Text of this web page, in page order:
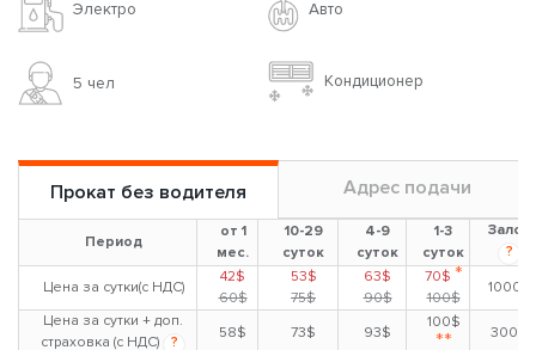
Электро Авто
5 чел Кондиционер
Прокат без водителя Адрес подачи
Период
от 1
мес.
10-29
суток
4-9
суток
1-3
суток
Залог
?
Цена за сутки(с НДС)
42$
60$
53$
75$
63$
90$
70$ *
100$
1000$
Цена за сутки + доп.
страховка (с НДС)
?
58$ 73$ 93$
100$
** 300$